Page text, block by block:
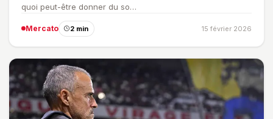
quoi peut-être donner du so…
Mercato 2 min 15 février 2026